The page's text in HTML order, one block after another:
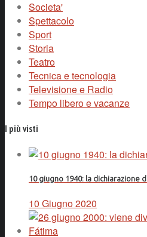
Societa'
Spettacolo
Sport
Storia
Teatro
Tecnica e tecnologia
Televisione e Radio
Tempo libero e vacanze
I più visti
10 giugno 1940: la dichiarazione
10 Giugno 2020